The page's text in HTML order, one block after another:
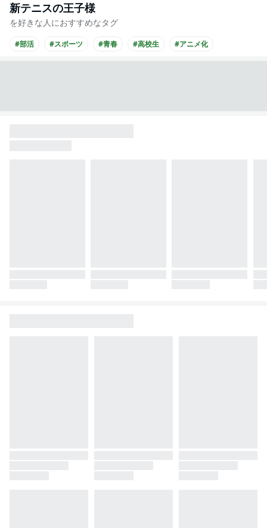
新テニスの王子様
を好きな人におすすめなタグ
#部活 #スポーツ #青春 #高校生 #アニメ化